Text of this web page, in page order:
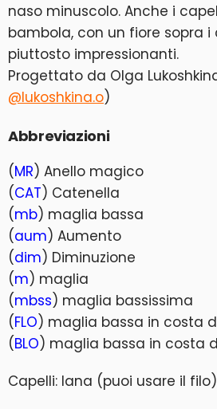
naso minuscolo. Anche i
bambola, con un fiore sopra i
piuttosto impressionanti.
Progettato da Olga
@lukoshkina.o)
Abbreviazioni
(MR) Anello magico
(CAT) Catenella
(mb) maglia bassa
(aum) Aumento
(dim) Diminuzione
(m) maglia
(mbss) maglia bassissima
(FLO) maglia bassa in costa
(BLO) maglia bassa in costa
Capelli: lana (puoi usare il filo)